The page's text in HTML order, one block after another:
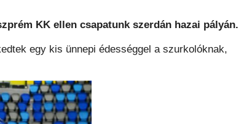
KK ellen csapatunk szerdán hazai pályán.
egy kis ünnepi édességgel a szurkolóknak,